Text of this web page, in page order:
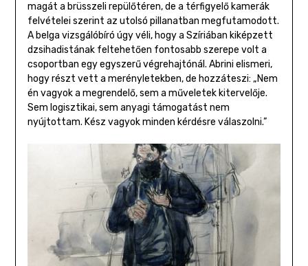
magát a brüsszeli repülőtéren, de a térfigyelő kamerák
felvételei szerint az utolsó pillanatban megfutamodott.
A belga vizsgálóbíró úgy véli, hogy a Szíriában kiképzett
dzsihadistának feltehetően fontosabb szerepe volt a
csoportban egy egyszerű végrehajtónál. Abrini elismeri,
hogy részt vett a merényletekben, de hozzáteszi: „Nem
én vagyok a megrendelő, sem a műveletek kitervelője.
Sem logisztikai, sem anyagi támogatást nem
nyújtottam. Kész vagyok minden kérdésre válaszolni.”